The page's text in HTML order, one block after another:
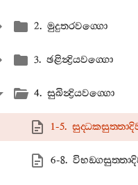
2. මුදුතරවග‍්ගො
3. ඡළින්‍ද්‍රියවග‍්ගො
4. සුඛින්‍ද්‍රියවග‍්ගො
1-5.
6-8.